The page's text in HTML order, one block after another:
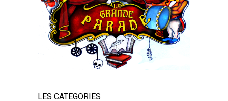
LES CATEGORIES